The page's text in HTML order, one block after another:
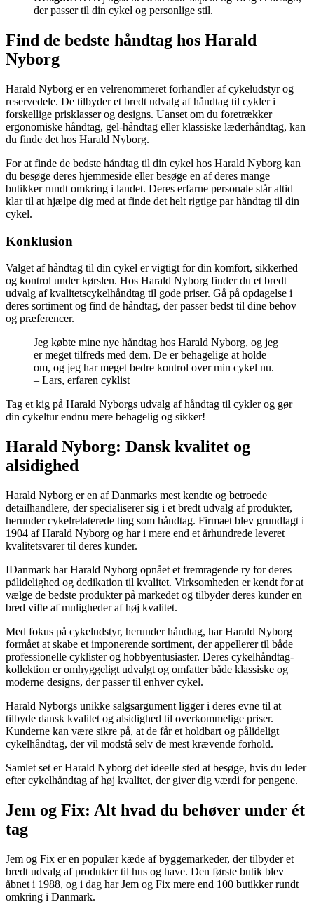
der passer til din cykel og personlige stil.
Find de bedste håndtag hos Harald
Nyborg
Harald Nyborg er en velrenommeret forhandler af cykeludstyr og
reservedele. De tilbyder et bredt udvalg af håndtag til cykler i
forskellige prisklasser og designs. Uanset om du foretrækker
ergonomiske håndtag, gel-håndtag eller klassiske læderhåndtag, kan
du finde det hos Harald Nyborg.
For at finde de bedste håndtag til din cykel hos Harald Nyborg kan
du besøge deres hjemmeside eller besøge en af deres mange
butikker rundt omkring i landet. Deres erfarne personale står altid
klar til at hjælpe dig med at finde det helt rigtige par håndtag til din
cykel.
Konklusion
Valget af håndtag til din cykel er vigtigt for din komfort, sikkerhed
og kontrol under kørslen. Hos Harald Nyborg finder du et bredt
udvalg af kvalitetscykelhåndtag til gode priser. Gå på opdagelse i
deres sortiment og find de håndtag, der passer bedst til dine behov
og præferencer.
Jeg købte mine nye håndtag hos Harald Nyborg, og jeg
er meget tilfreds med dem. De er behagelige at holde
om, og jeg har meget bedre kontrol over min cykel nu.
– Lars, erfaren cyklist
Tag et kig på Harald Nyborgs udvalg af håndtag til cykler og gør
din cykeltur endnu mere behagelig og sikker!
Harald Nyborg: Dansk kvalitet og
alsidighed
Harald Nyborg er en af Danmarks mest kendte og betroede
detailhandlere, der specialiserer sig i et bredt udvalg af produkter,
herunder cykelrelaterede ting som håndtag. Firmaet blev grundlagt i
1904 af Harald Nyborg og har i mere end et århundrede leveret
kvalitetsvarer til deres kunder.
IDanmark har Harald Nyborg opnået et fremragende ry for deres
pålidelighed og dedikation til kvalitet. Virksomheden er kendt for at
vælge de bedste produkter på markedet og tilbyder deres kunder en
bred vifte af muligheder af høj kvalitet.
Med fokus på cykeludstyr, herunder håndtag, har Harald Nyborg
formået at skabe et imponerende sortiment, der appellerer til både
professionelle cyklister og hobbyentusiaster. Deres cykelhåndtag-
kollektion er omhyggeligt udvalgt og omfatter både klassiske og
moderne designs, der passer til enhver cykel.
Harald Nyborgs unikke salgsargument ligger i deres evne til at
tilbyde dansk kvalitet og alsidighed til overkommelige priser.
Kunderne kan være sikre på, at de får et holdbart og pålideligt
cykelhåndtag, der vil modstå selv de mest krævende forhold.
Samlet set er Harald Nyborg det ideelle sted at besøge, hvis du leder
efter cykelhåndtag af høj kvalitet, der giver dig værdi for pengene.
Jem og Fix: Alt hvad du behøver under ét
tag
Jem og Fix er en populær kæde af byggemarkeder, der tilbyder et
bredt udvalg af produkter til hus og have. Den første butik blev
åbnet i 1988, og i dag har Jem og Fix mere end 100 butikker rundt
omkring i Danmark.